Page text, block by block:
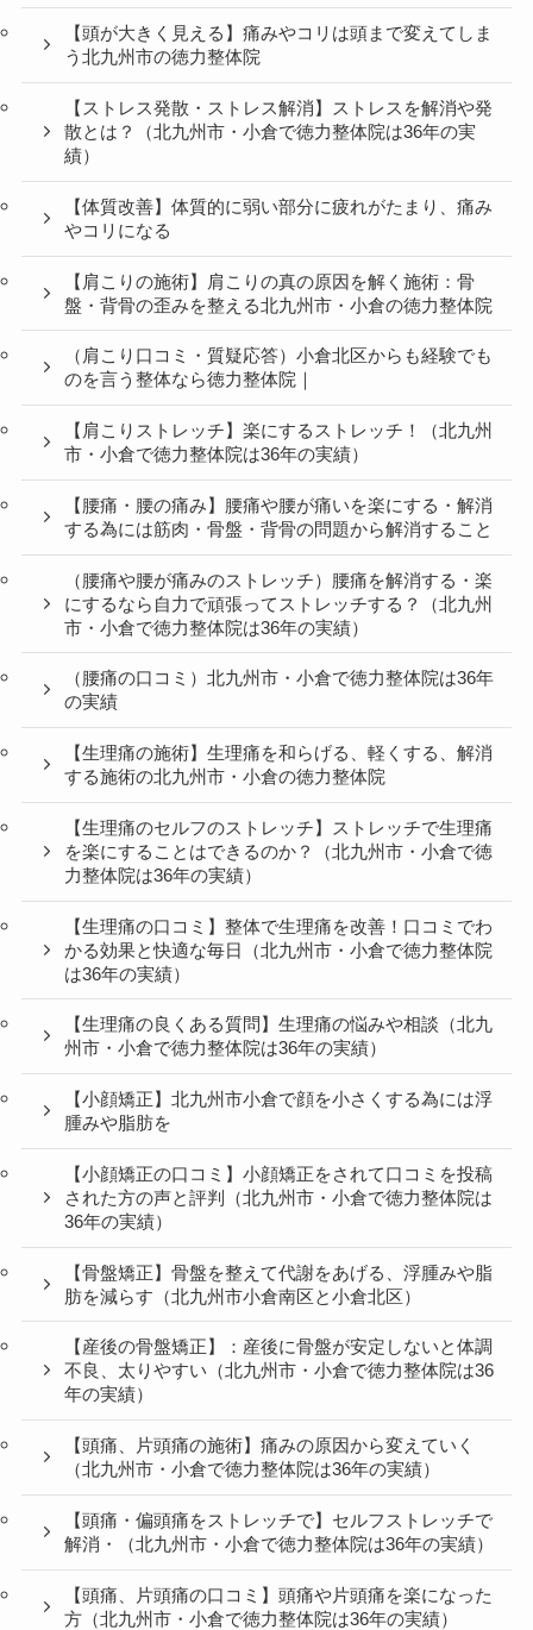
【頭が大きく見える】痛みやコリは頭まで変えてしま
う北九州市の徳力整体院
【ストレス発散・ストレス解消】ストレスを解消や発
散とは？（北九州市・小倉で徳力整体院は36年の実
績）
【体質改善】体質的に弱い部分に疲れがたまり、痛み
やコリになる
【肩こりの施術】肩こりの真の原因を解く施術：骨
盤・背骨の歪みを整える北九州市・小倉の徳力整体院
（肩こり口コミ・質疑応答）小倉北区からも経験でも
のを言う整体なら徳力整体院｜
【肩こりストレッチ】楽にするストレッチ！（北九州
市・小倉で徳力整体院は36年の実績）
【腰痛・腰の痛み】腰痛や腰が痛いを楽にする・解消
する為には筋肉・骨盤・背骨の問題から解消すること
（腰痛や腰が痛みのストレッチ）腰痛を解消する・楽
にするなら自力で頑張ってストレッチする？（北九州
市・小倉で徳力整体院は36年の実績）
（腰痛の口コミ）北九州市・小倉で徳力整体院は36年
の実績
【生理痛の施術】生理痛を和らげる、軽くする、解消
する施術の北九州市・小倉の徳力整体院
【生理痛のセルフのストレッチ】ストレッチで生理痛
を楽にすることはできるのか？（北九州市・小倉で徳
力整体院は36年の実績）
【生理痛の口コミ】整体で生理痛を改善！口コミでわ
かる効果と快適な毎日（北九州市・小倉で徳力整体院
は36年の実績）
【生理痛の良くある質問】生理痛の悩みや相談（北九
州市・小倉で徳力整体院は36年の実績）
【小顔矯正】北九州市小倉で顔を小さくする為には浮
腫みや脂肪を
【小顔矯正の口コミ】小顔矯正をされて口コミを投稿
された方の声と評判（北九州市・小倉で徳力整体院は
36年の実績）
【骨盤矯正】骨盤を整えて代謝をあげる、浮腫みや脂
肪を減らす（北九州市小倉南区と小倉北区）
【産後の骨盤矯正】：産後に骨盤が安定しないと体調
不良、太りやすい（北九州市・小倉で徳力整体院は36
年の実績）
【頭痛、片頭痛の施術】痛みの原因から変えていく
（北九州市・小倉で徳力整体院は36年の実績）
【頭痛・偏頭痛をストレッチで】セルフストレッチで
解消・（北九州市・小倉で徳力整体院は36年の実績）
【頭痛、片頭痛の口コミ】頭痛や片頭痛を楽になった
方（北九州市・小倉で徳力整体院は36年の実績）